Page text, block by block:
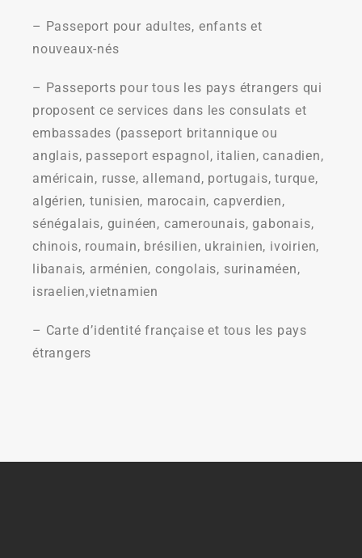
– Passeport pour adultes, enfants et
nouveaux-nés
– Passeports pour tous les pays étrangers qui
proposent ce services dans les consulats et
embassades (passeport britannique ou
anglais, passeport espagnol, italien, canadien,
américain, russe, allemand, portugais, turque,
algérien, tunisien, marocain, capverdien,
sénégalais, guinéen, camerounais, gabonais,
chinois, roumain, brésilien, ukrainien, ivoirien,
libanais, arménien, congolais, surinaméen,
israelien,vietnamien
– Carte d’identité française et tous les pays
étrangers